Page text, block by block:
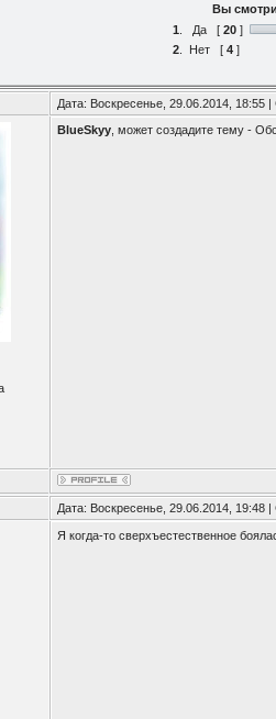
Вы
1
Да [ 20]
2. Нет [ 4]
Дата: Воскресенье, 29.06.2014, 18:55
BlueSkyy , может создадите тему -
Дата: Воскресенье, 29.06.2014, 19:48
Я когда-то сверхъестественное